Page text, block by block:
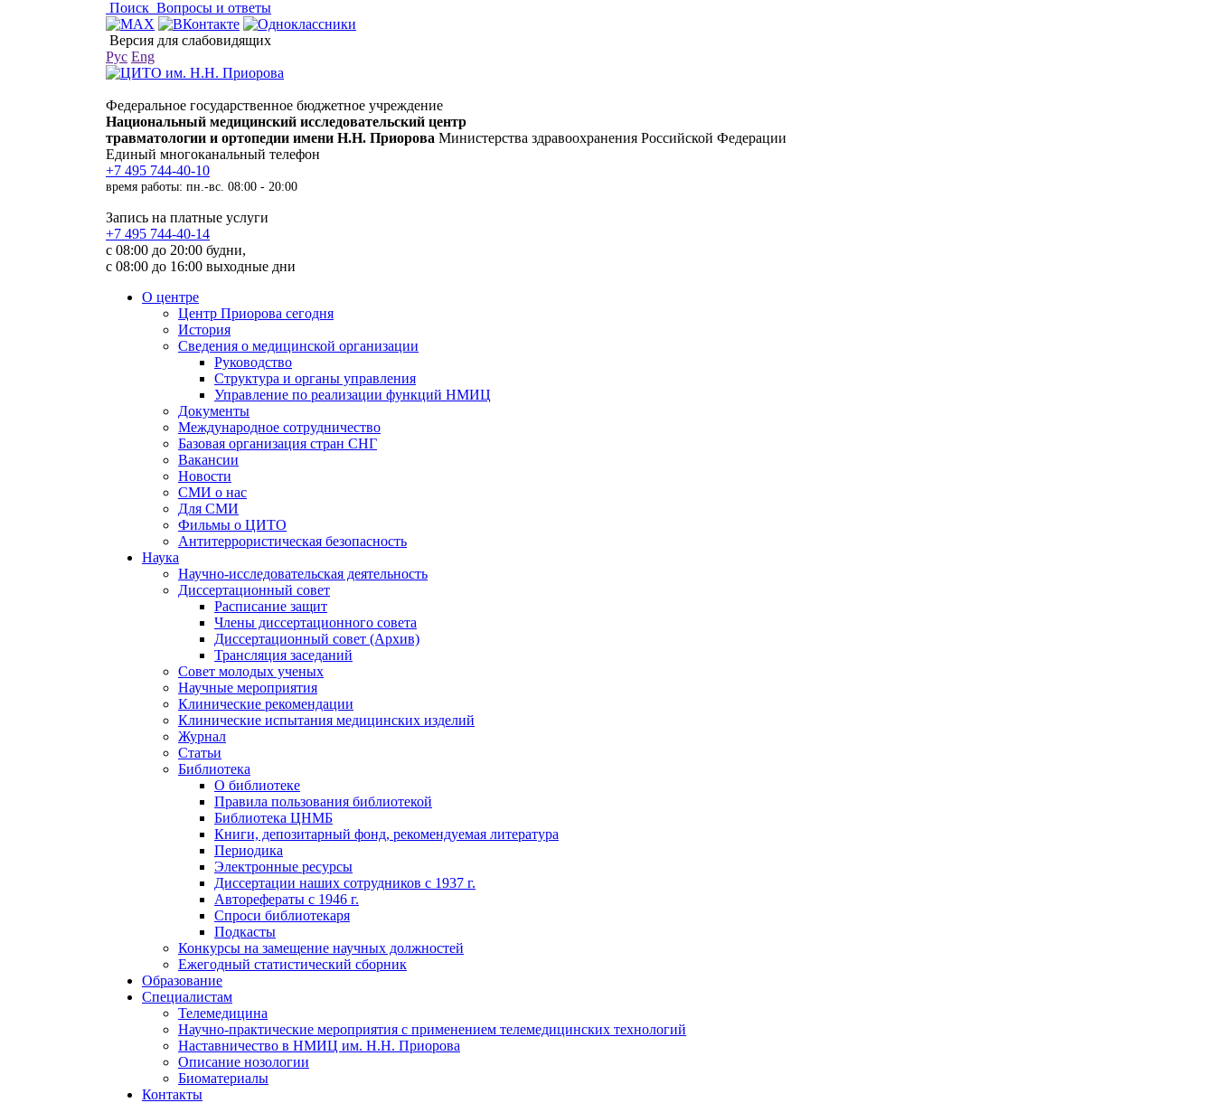
Поиск Вопросы и ответы
Версия для слабовидящих
Рус Eng
Федеральное государственное бюджетное учреждение
Национальный медицинский исследовательский центр
травматологии и ортопедии имени Н.Н. Приорова Министерства здравоохранения Российской Федерации
Единый многоканальный телефон
+7 495 744-40-10
время работы: пн.-вс. 08:00 - 20:00
Запись на платные услуги
+7 495 744-40-14
с 08:00 до 20:00 будни,
с 08:00 до 16:00 выходные дни
О центре
Центр Приорова сегодня
История
Сведения о медицинской организации
Руководство
Структура и органы управления
Управление по реализации функций НМИЦ
Документы
Международное сотрудничество
Базовая организация стран СНГ
Вакансии
Новости
СМИ о нас
Для СМИ
Фильмы о ЦИТО
Антитеррористическая безопасность
Наука
Научно-исследовательская деятельность
Диссертационный совет
Расписание защит
Члены диссертационного совета
Диссертационный совет (Архив)
Трансляция заседаний
Совет молодых ученых
Научные мероприятия
Клинические рекомендации
Клинические испытания медицинских изделий
Журнал
Статьи
Библиотека
О библиотеке
Правила пользования библиотекой
Библиотека ЦНМБ
Книги, депозитарный фонд, рекомендуемая литература
Периодика
Электронные ресурсы
Диссертации наших сотрудников с 1937 г.
Авторефераты с 1946 г.
Спроси библиотекаря
Подкасты
Конкурсы на замещение научных должностей
Ежегодный статистический сборник
Образование
Специалистам
Телемедицина
Научно-практические мероприятия с применением телемедицинских технологий
Наставничество в НМИЦ им. Н.Н. Приорова
Описание нозологии
Биоматериалы
Контакты